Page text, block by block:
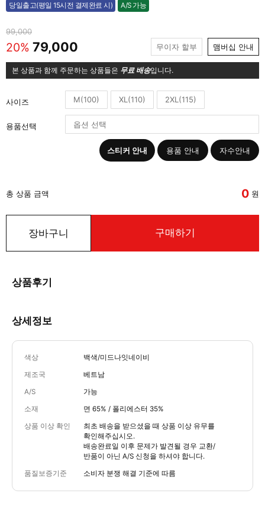
당일출고(평일 15시전 결제완료 시) A/S 가능
가능
99,000
20% 79,000 무이자 할부 맴버십 안내
본 상품과 함께 주문하는 상품들은 무료 배송입니다.
사이즈 M(100) XL(110) 2XL(115)
용품선택
스티커 안내 용품 안내 자수안내
총 상품 금액 0 원
장바구니 구매하기
상품후기
상세정보
색상 백색/미드나잇네이비
제조국 베트남
A/S 가능
소재 면 65% / 폴리에스터 35%
상품 이상 확인
최초 배송을 받으셨을 때 상품 이상 유무를
확인해주십시오.
배송완료일 이후 문제가 발견될 경우 교환/
반품이 아닌 A/S 신청을 하셔야 합니다.
품질보증기준 소비자 분쟁 해결 기준에 따름